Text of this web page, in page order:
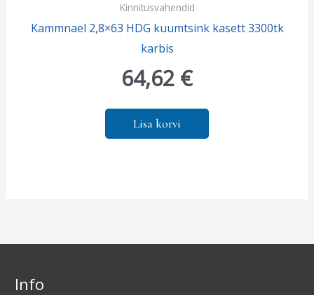
Kinnitusvahendid
Kammnael 2,8×63 HDG kuumtsink kasett 3300tk
karbis
64,62 €
Lisa korvi
Info